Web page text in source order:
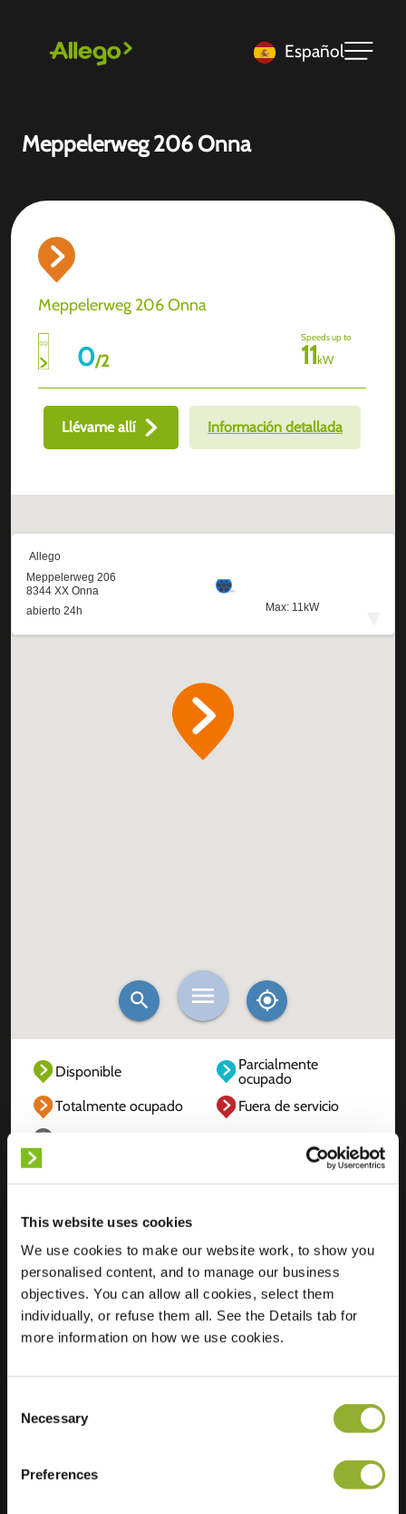
This website uses cookies
We use cookies to make our website work, to show you
personalised content, and to manage our business
objectives. You can allow all cookies, select them
individually, or refuse them all. See the Details tab for
more information on how we use cookies.
Selection
Necessary
Preferences
Español
Meppelerweg 206 Onna
Meppelerweg 206 Onna
0/2
Speeds up to
11kW
Llévame allí Información detallada
Disponible
Parcialmente
ocupado
Totalmente ocupado
Fuera de servicio
Ubicación
Meppelerweg 206
8344 XX Onna
Países Bajos
Regular Charging 0 of 2 available